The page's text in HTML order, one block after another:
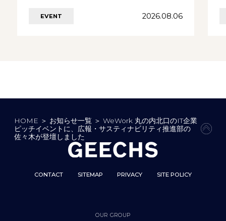
続きを見る
EVENT 2026.08.06
HOME ＞ お知らせ一覧＞ WeWork 丸の内北口のIT企業
ピッチイベントに、広報・サスティナビリティ推進部の
佐々木が登壇しました
CONTACT SITEMAP PRIVACY SITE POLICY
OUR GROUP